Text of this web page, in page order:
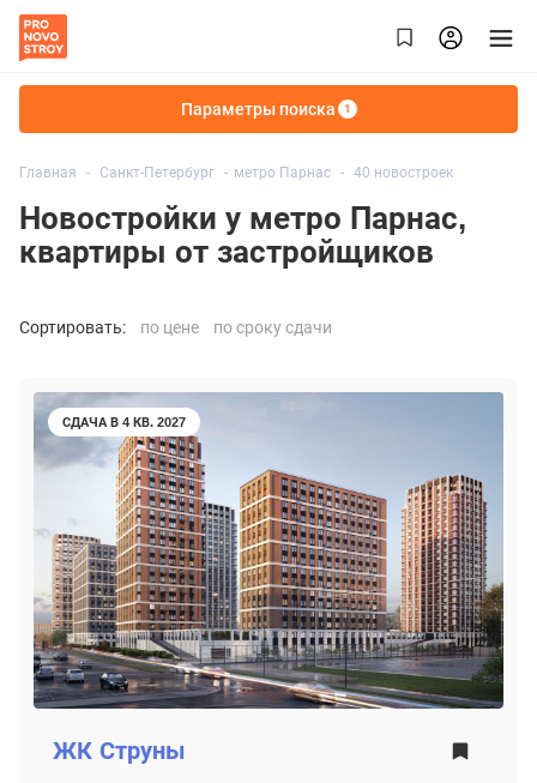
Параметры поиска 1
Главная Санкт-Петербург метро Парнас 40 новостроек
Новостройки у метро Парнас,
квартиры от застройщиков
Сортировать: по цене по сроку сдачи
СДАЧА В 4 КВ. 2027
ЖК Струны